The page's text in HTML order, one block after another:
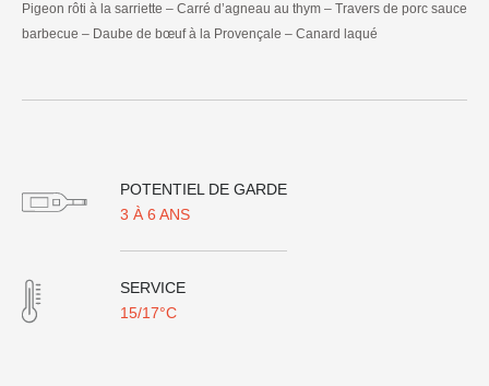
Pigeon rôti à la sarriette – Carré d’agneau au thym – Travers de porc sauce
barbecue – Daube de bœuf à la Provençale – Canard laqué
POTENTIEL DE GARDE
3 À 6 ANS
SERVICE
15/17°C